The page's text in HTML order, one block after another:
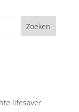
lifesaver